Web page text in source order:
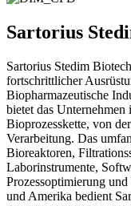
Sartorius
Sartorius Stedim
fortschrittlicher
Biopharmazeutische
bietet das
Bioprozesskette, von
Verarbeitung. Das
Bioreaktoren,
Laborinstrumente,
Prozessoptimierung
und Amerika bedient